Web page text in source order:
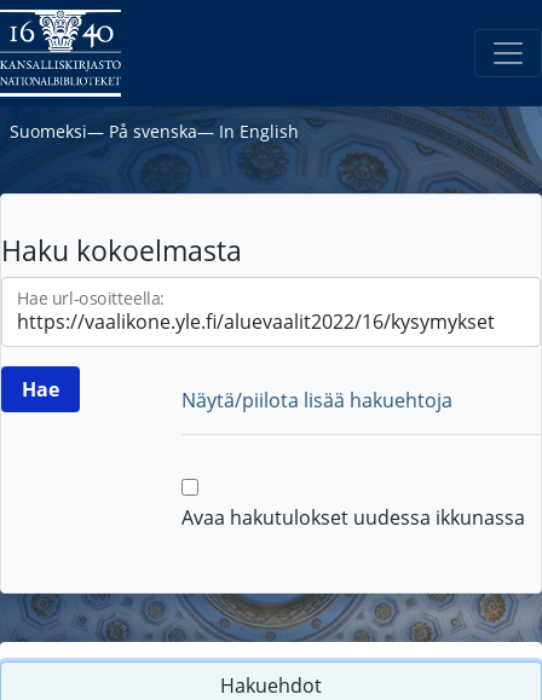
Suomeksi― På svenska― In English
Haku kokoelmasta
Hae url-osoitteella:
Näytä/piilota lisää hakuehtoja
Avaa hakutulokset uudessa ikkunassa
Hakuehdot